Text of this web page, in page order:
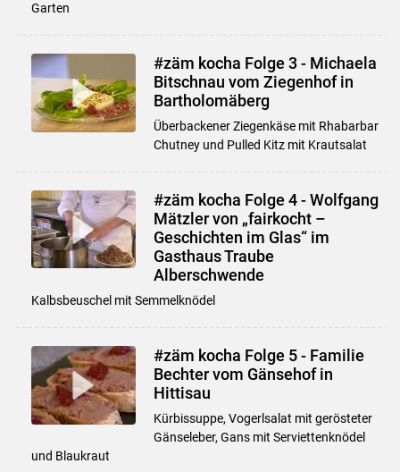
Garten
#zäm kocha Folge 3 - Michaela
Bitschnau vom Ziegenhof in
Bartholomäberg
Überbackener Ziegenkäse mit Rhabarbar
Chutney und Pulled Kitz mit Krautsalat
#zäm kocha Folge 4 - Wolfgang
Mätzler von „fairkocht –
Geschichten im Glas“ im
Gasthaus Traube
Alberschwende
Kalbsbeuschel mit Semmelknödel
#zäm kocha Folge 5 - Familie
Bechter vom Gänsehof in
Hittisau
Kürbissuppe, Vogerlsalat mit gerösteter
Gänseleber, Gans mit Serviettenknödel
und Blaukraut